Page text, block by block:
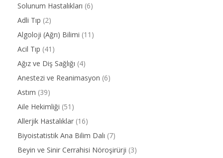
Solunum Hastalıkları (6)
Adli Tıp (2)
Algoloji (Ağrı) Bilimi (11)
Acil Tıp (41)
Ağız ve Diş Sağlığı (4)
Anestezi ve Reanimasyon (6)
Astım (39)
Aile Hekimliği (51)
Allerjik Hastalıklar (16)
Biyoistatistik Ana Bilim Dalı (7)
Beyin ve Sinir Cerrahisi Nöroşirürji (3)